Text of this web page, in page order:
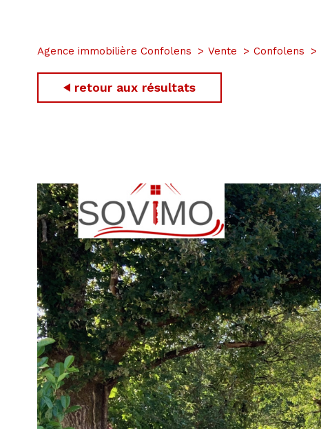
Agence immobilière Confolens Vente Confolens
retour aux résultats